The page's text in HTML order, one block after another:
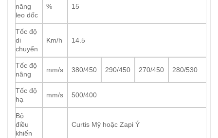
năng
leo dốc
% 15
Tốc độ
di
chuyển
Km/h 14.5
Tốc độ
nâng
mm/s 380/450 290/450 270/450 280/530
Tốc độ
hạ
mm/s 500/400
Bộ
điều
khiển
Curtis Mỹ hoặc Zapi Ý